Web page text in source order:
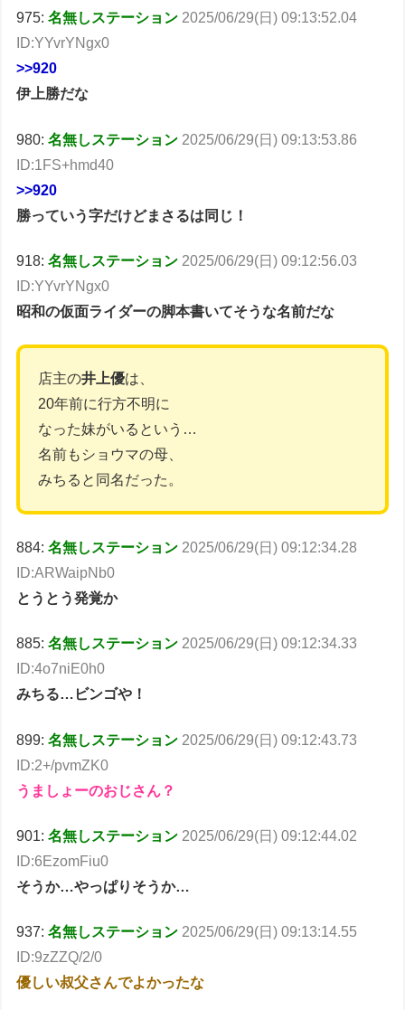
975:名無しステーション 2025/06/29(日) 09:13:52.04
ID:YYvrYNgx0
>>920
伊上勝だな
980:名無しステーション 2025/06/29(日) 09:13:53.86
ID:1FS+hmd40
>>920
勝っていう字だけどまさるは同じ！
918:名無しステーション 2025/06/29(日) 09:12:56.03
ID:YYvrYNgx0
昭和の仮面ライダーの脚本書いてそうな名前だな
店主の井上優は、
20年前に行方不明に
なった妹がいるという…
名前もショウマの母、
みちると同名だった。
884:名無しステーション 2025/06/29(日) 09:12:34.28
ID:ARWaipNb0
とうとう発覚か
885:名無しステーション 2025/06/29(日) 09:12:34.33
ID:4o7niE0h0
みちる…ビンゴや！
899:名無しステーション 2025/06/29(日) 09:12:43.73
ID:2+/pvmZK0
うましょーのおじさん？
901:名無しステーション 2025/06/29(日) 09:12:44.02
ID:6EzomFiu0
そうか…やっぱりそうか…
937:名無しステーション 2025/06/29(日) 09:13:14.55
ID:9zZZQ/2/0
優しい叔父さんでよかったな